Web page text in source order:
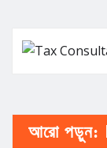
আরো পড়ুন: